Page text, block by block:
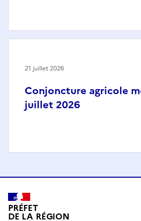
Conjoncture agricole
juillet 2026
21 juillet 2026
PRÉFET
DE LA RÉGION